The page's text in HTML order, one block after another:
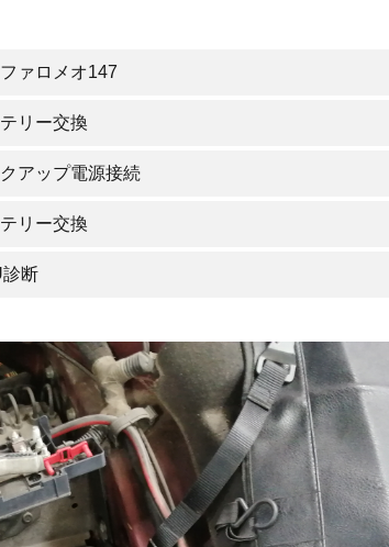
ァロメオ147
リー交換
アップ電源接続
リー交換
断